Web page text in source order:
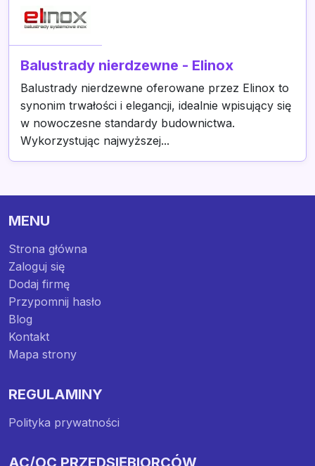
Balustrady nierdzewne - Elinox
Balustrady nierdzewne oferowane przez Elinox to
synonim trwałości i elegancji, idealnie wpisujący się
w nowoczesne standardy budownictwa.
Wykorzystując najwyższej...
MENU
Strona główna
Zaloguj się
Dodaj firmę
Przypomnij hasło
Blog
Kontakt
Mapa strony
REGULAMINY
Polityka prywatności
AC/OC PRZEDSIĘBIORCÓW